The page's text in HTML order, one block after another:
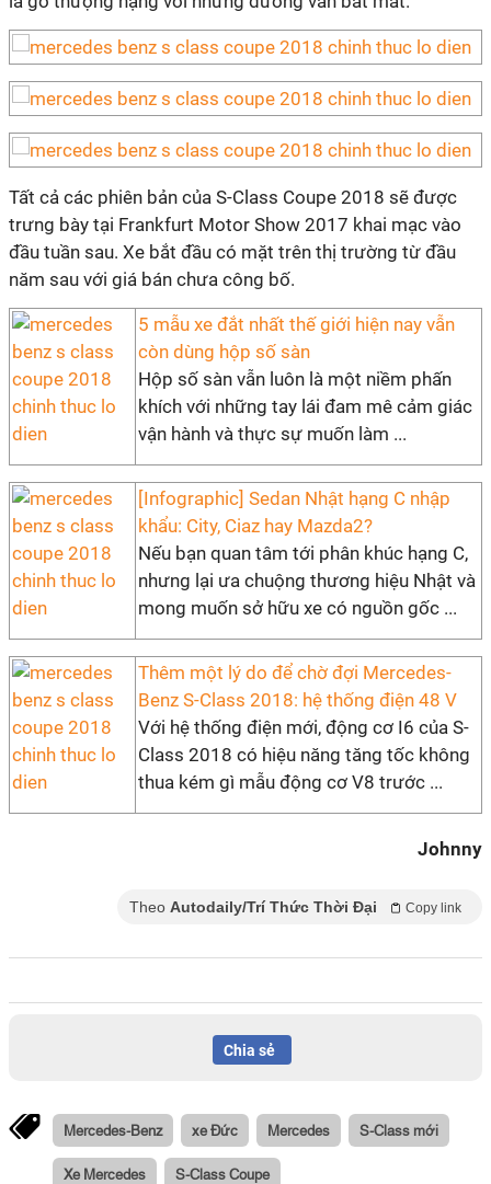
Tất cả các phiên bản của S-Class Coupe 2018 sẽ được
trưng bày tại Frankfurt Motor Show 2017 khai mạc vào
đầu tuần sau. Xe bắt đầu có mặt trên thị trường từ đầu
năm sau với giá bán chưa công bố.
5 mẫu xe đắt nhất thế giới hiện nay vẫn
còn dùng hộp số sàn
Hộp số sàn vẫn luôn là một niềm phấn
khích với những tay lái đam mê cảm giác
vận hành và thực sự muốn làm ...
[Infographic] Sedan Nhật hạng C nhập
khẩu: City, Ciaz hay Mazda2?
Nếu bạn quan tâm tới phân khúc hạng C,
nhưng lại ưa chuộng thương hiệu Nhật và
mong muốn sở hữu xe có nguồn gốc ...
Thêm một lý do để chờ đợi Mercedes-
Benz S-Class 2018: hệ thống điện 48 V
Với hệ thống điện mới, động cơ I6 của S-
Class 2018 có hiệu năng tăng tốc không
thua kém gì mẫu động cơ V8 trước ...
Johnny
Theo Autodaily/Trí Thức Thời Đại Copy link
Chia sẻ
Mercedes-Benz xe Đức Mercedes S-Class mới
Xe Mercedes S-Class Coupe